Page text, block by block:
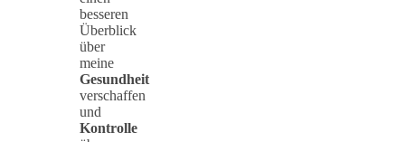
besseren
Überblick
über
meine
Gesundheit
verschaffen
und
Kontrolle